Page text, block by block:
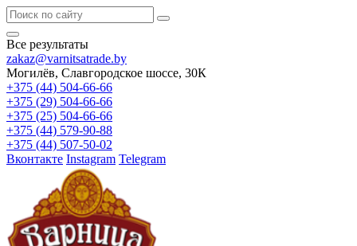
Все результаты
zakaz@varnitsatrade.by
Могилёв, Славгородское шоссе, 30К
+375 (44) 504-66-66
+375 (29) 504-66-66
+375 (25) 504-66-66
+375 (44) 579-90-88
+375 (44) 507-50-02
Вконтакте Instagram Telegram